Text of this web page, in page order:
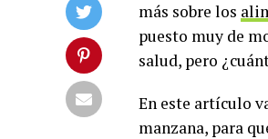
más sobre los
puesto muy de
salud, pero
En este artículo
manzana, para